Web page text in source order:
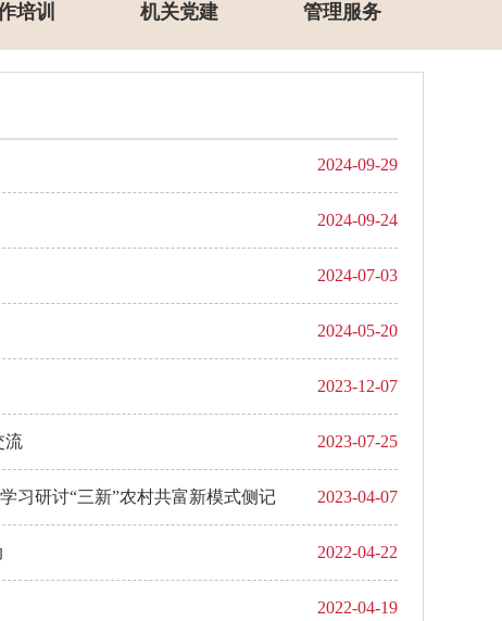
培训 机关党建 管理服务
2024-09-29
2024-09-24
2024-07-03
2024-05-20
2023-12-07
流 2023-07-25
习研讨“三新”农村共富新模式侧记 2023-04-07
2022-04-22
2022-04-19